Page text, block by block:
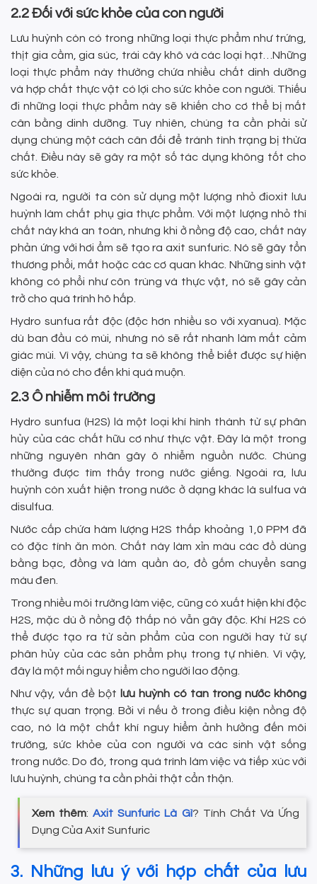
2.2 Đối với sức khỏe của con người
Lưu huỳnh còn có trong những loại thực phẩm như trứng,
thịt gia cầm, gia súc, trái cây khô và các loại hạt…Những
loại thực phẩm này thường chứa nhiều chất dinh dưỡng
và hợp chất thực vật có lợi cho sức khỏe con người. Thiếu
đi những loại thực phẩm này sẽ khiến cho cơ thể bị mất
cân bằng dinh dưỡng. Tuy nhiên, chúng ta cần phải sử
dụng chúng một cách cân đối để tránh tình trạng bị thừa
chất. Điều này sẽ gây ra một số tác dụng không tốt cho
sức khỏe.
Ngoài ra, người ta còn sử dụng một lượng nhỏ đioxit lưu
huỳnh làm chất phụ gia thực phẩm. Với một lượng nhỏ thì
chất này khá an toàn, nhưng khi ở nồng độ cao, chất này
phản ứng với hơi ẩm sẽ tạo ra axit sunfuric. Nó sẽ gây tổn
thương phổi, mắt hoặc các cơ quan khác. Những sinh vật
không có phổi như côn trùng và thực vật, nó sẽ gây cản
trở cho quá trình hô hấp.
Hydro sunfua rất độc (độc hơn nhiều so với xyanua). Mặc
dù ban đầu có mùi, nhưng nó sẽ rất nhanh làm mất cảm
giác mùi. Vì vậy, chúng ta sẽ không thể biết được sự hiện
diện của nó cho đến khi quá muộn.
2.3 Ô nhiễm môi trường
Hydro sunfua (H2S) là một loại khí hình thành từ sự phân
hủy của các chất hữu cơ như thực vật. Đây là một trong
những nguyên nhân gây ô nhiễm nguồn nước. Chúng
thường được tìm thấy trong nước giếng. Ngoài ra, lưu
huỳnh còn xuất hiện trong nước ở dạng khác là sulfua và
disulfua.
Nước cấp chứa hàm lượng H2S thấp khoảng 1,0 PPM đã
có đặc tính ăn mòn. Chất này làm xỉn màu các đồ dùng
bằng bạc, đồng và làm quần áo, đồ gốm chuyển sang
màu đen.
Trong nhiều môi trường làm việc, cũng có xuất hiện khí độc
H2S, mặc dù ở nồng độ thấp nó vẫn gây độc. Khí H2S có
thể được tạo ra từ sản phẩm của con người hay từ sự
phân hủy của các sản phẩm phụ trong tự nhiên. Vì vậy,
đây là một mối nguy hiểm cho người lao động.
Như vậy, vấn đề bột
lưu huỳnh có tan trong nước không
thực sự quan trọng. Bởi vì nếu ở trong điều kiện nồng độ
cao, nó là một chất khí nguy hiểm ảnh hưởng đến môi
trường, sức khỏe của con người và các sinh vật sống
trong nước. Do đó, trong quá trình làm việc và tiếp xúc với
lưu huỳnh, chúng ta cần phải thật cẩn thận.
Xem thêm:Axit Sunfuric Là Gì? Tính Chất Và Ứng
Dụng Của Axit Sunfuric
3. Những lưu ý với hợp chất của lưu